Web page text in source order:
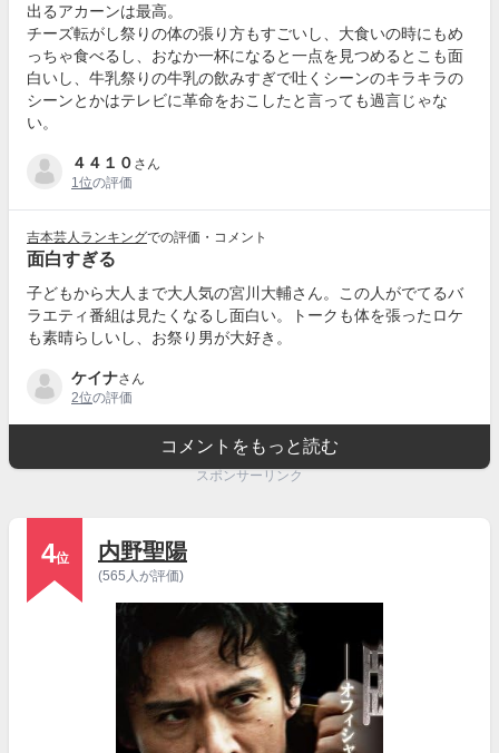
出るアカーンは最高。
チーズ転がし祭りの体の張り方もすごいし、大食いの時にもめ
っちゃ食べるし、おなか一杯になると一点を見つめるとこも面
白いし、牛乳祭りの牛乳の飲みすぎで吐くシーンのキラキラの
シーンとかはテレビに革命をおこしたと言っても過言じゃな
い。
４４１０ さん
1位の評価
吉本芸人ランキングでの評価・コメント
面白すぎる
子どもから大人まで大人気の宮川大輔さん。この人がでてるバ
ラエティ番組は見たくなるし面白い。トークも体を張ったロケ
も素晴らしいし、お祭り男が大好き。
ケイナさん
2位の評価
コメントをもっと読む
スポンサーリンク
4位 内野聖陽
(565人が評価)